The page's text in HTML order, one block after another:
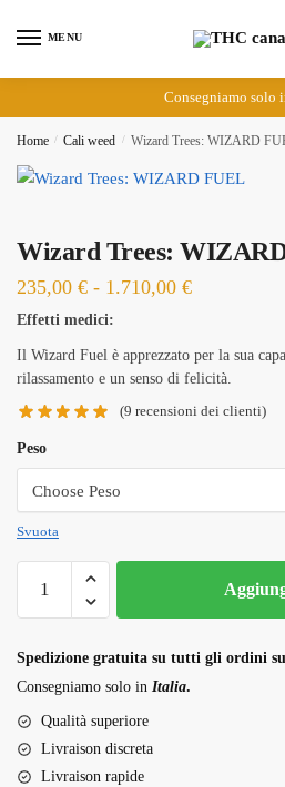
MENU
Consegniamo solo
Home / Cali weed / Wizard Trees: WIZARD
Wizard Trees:
235,00 € - 1.710,00 €Fascia
prezzo:
da
235,00 €
1.710,00 €
Effetti medici:
Il Wizard Fuel è apprezzato per la sua
rilassamento e un senso di felicità.
(9 recensioni dei clienti)
Peso
Svuota
Trees:
FUEL
quantità
Spedizione gratuita su tutti gli ordini
Consegniamo solo in Italia.
Qualità superiore
Livraison discreta
Livraison rapide